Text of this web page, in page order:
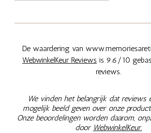
De waardering van
WebwinkelKeur Reviews is 9.6/10
reviews.
We vinden het belangrijk dat reviews
mogelijk beeld geven over onze
Onze beoordelingen worden daarom,
door WebwinkelKeur.